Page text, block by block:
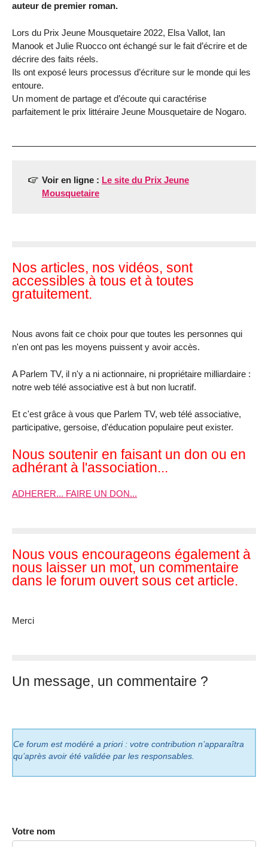
auteur de premier roman.
Lors du Prix Jeune Mousquetaire 2022, Elsa Vallot, Ian
Manook et Julie Ruocco ont échangé sur le fait d’écrire et de
décrire des faits réels.
Ils ont exposé leurs processus d’écriture sur le monde qui les
entoure.
Un moment de partage et d’écoute qui caractérise
parfaitement le prix littéraire Jeune Mousquetaire de Nogaro.
Voir en ligne : Le site du Prix Jeune
Mousquetaire
Nos articles, nos vidéos, sont
accessibles à tous et à toutes
gratuitement.
Nous avons fait ce choix pour que toutes les personnes qui
n'en ont pas les moyens puissent y avoir accès.
A Parlem TV, il n'y a ni actionnaire, ni propriétaire milliardaire :
notre web télé associative est à but non lucratif.
Et c'est grâce à vous que Parlem TV, web télé associative,
participative, gersoise, d'éducation populaire peut exister.
Nous soutenir en faisant un don ou en
adhérant à l'association...
ADHERER... FAIRE UN DON...
Nous vous encourageons également à
nous laisser un mot, un commentaire
dans le forum ouvert sous cet article.
Merci
Un message, un commentaire ?
Ce forum est modéré a priori : votre contribution n’apparaîtra
qu’après avoir été validée par les responsables.
Votre nom